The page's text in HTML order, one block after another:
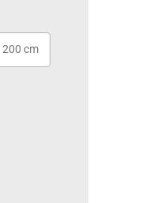
200 cm